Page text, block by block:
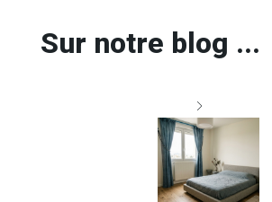
Sur notre blog ...